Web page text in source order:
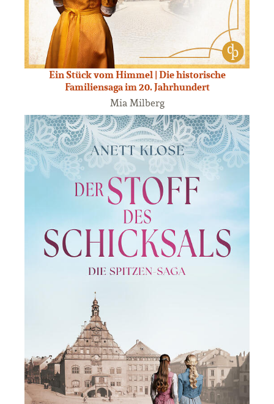
Ein Stück vom Himmel | Die historische
Familiensaga im 20. Jahrhundert
Mia Milberg